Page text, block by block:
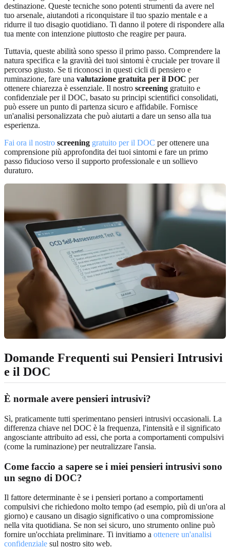
destinazione. Queste tecniche sono potenti strumenti da avere nel
tuo arsenale, aiutandoti a riconquistare il tuo spazio mentale e a
ridurre il tuo disagio quotidiano. Ti danno il potere di rispondere alla
tua mente con intenzione piuttosto che reagire per paura.
Tuttavia, queste abilità sono spesso il primo passo. Comprendere la
natura specifica e la gravità dei tuoi sintomi è cruciale per trovare il
percorso giusto. Se ti riconosci in questi cicli di pensiero e
ruminazione, fare una valutazione gratuita per il DOC per
ottenere chiarezza è essenziale. Il nostro screening gratuito e
confidenziale per il DOC, basato su principi scientifici consolidati,
può essere un punto di partenza sicuro e affidabile. Fornisce
un'analisi personalizzata che può aiutarti a dare un senso alla tua
esperienza.
Fai ora il nostro screening gratuito per il DOC per ottenere una
comprensione più approfondita dei tuoi sintomi e fare un primo
passo fiducioso verso il supporto professionale e un sollievo
duraturo.
Domande Frequenti sui Pensieri Intrusivi
e il DOC
È normale avere pensieri intrusivi?
Sì, praticamente tutti sperimentano pensieri intrusivi occasionali. La
differenza chiave nel DOC è la frequenza, l'intensità e il significato
angosciante attribuito ad essi, che porta a comportamenti compulsivi
(come la ruminazione) per neutralizzare l'ansia.
Come faccio a sapere se i miei pensieri intrusivi sono
un segno di DOC?
Il fattore determinante è se i pensieri portano a comportamenti
compulsivi che richiedono molto tempo (ad esempio, più di un'ora al
giorno) e causano un disagio significativo o una compromissione
nella vita quotidiana. Se non sei sicuro, uno strumento online può
fornire un'occhiata preliminare. Ti invitiamo a ottenere un'analisi
confidenziale sul nostro sito web.